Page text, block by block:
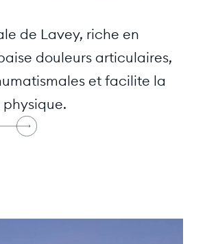
de Lavey, riche en
douleurs articulaires,
et facilite la